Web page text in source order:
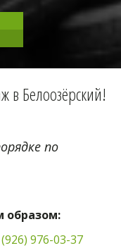
в Белоозёрский!
по
образом:
976-03-37